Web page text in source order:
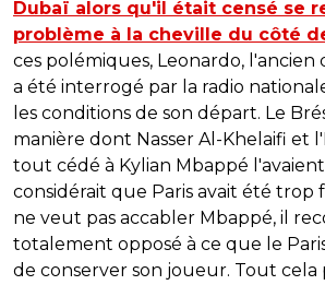
Dubaï alors qu'il était censé se
problème à la cheville du côté
ces polémiques, Leonardo,
a été interrogé par la radio
les conditions de son départ. Le
manière dont Nasser Al-Khelaifi et
tout cédé à Kylian Mbappé
considérait que Paris avait été trop
ne veut pas accabler Mbappé, il
totalement opposé à ce que le
de conserver son joueur. Tout cela